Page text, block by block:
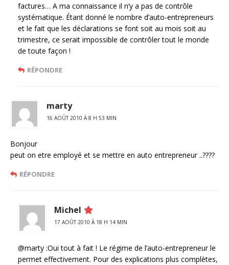
factures… A ma connaissance il n’y a pas de contrôle
systématique. Étant donné le nombre d’auto-entrepreneurs
et le fait que les déclarations se font soit au mois soit au
trimestre, ce serait impossible de contrôler tout le monde
de toute façon !
RÉPONDRE
marty
16 AOÛT 2010 À 8 H 53 MIN
Bonjour
peut on etre employé et se mettre en auto entrepreneur ..????
RÉPONDRE
Michel
17 AOÛT 2010 À 18 H 14 MIN
@marty :Oui tout à fait ! Le régime de l’auto-entrepreneur le
permet effectivement. Pour des explications plus complètes,